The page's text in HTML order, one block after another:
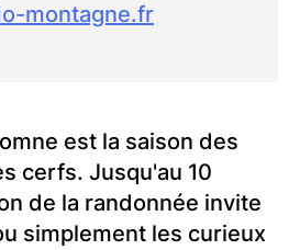
montagne.fr
est la saison des
cerfs. Jusqu'au 10
de la randonnée invite
simplement les curieux